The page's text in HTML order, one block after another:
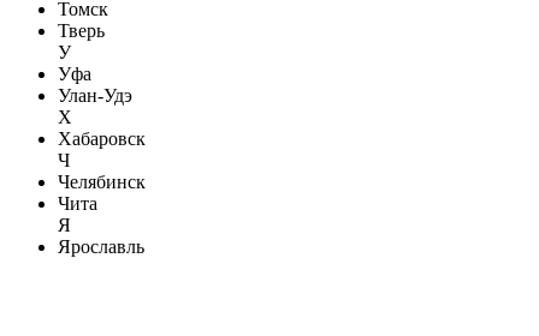
Томск
Тверь
У
Уфа
Улан-Удэ
Х
Хабаровск
Ч
Челябинск
Чита
Я
Ярославль